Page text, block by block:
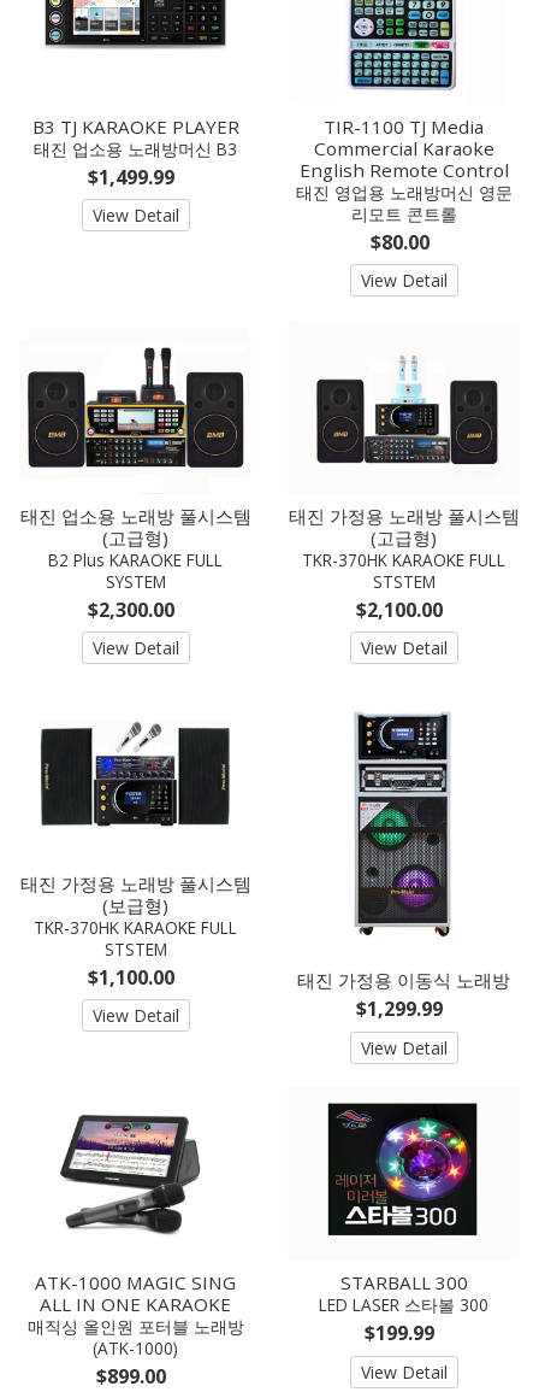
B3 TJ KARAOKE PLAYER
태진 업소용 노래방머신 B3
$1,499.99
View Detail
TIR-1100 TJ Media
Commercial Karaoke
English Remote Control
태진 영업용 노래방머신 영문
리모트 콘트롤
$80.00
View Detail
태진 업소용 노래방 풀시스템
(고급형)
B2 Plus KARAOKE FULL
SYSTEM
$2,300.00
View Detail
태진 가정용 노래방 풀시스템
(고급형)
TKR-370HK KARAOKE FULL
STSTEM
$2,100.00
View Detail
태진 가정용 노래방 풀시스템
(보급형)
TKR-370HK KARAOKE FULL
STSTEM
$1,100.00
View Detail
태진 가정용 이동식 노래방
$1,299.99
View Detail
ATK-1000 MAGIC SING
ALL IN ONE KARAOKE
매직싱 올인원 포터블 노래방
(ATK-1000)
$899.00
STARBALL 300
LED LASER 스타볼 300
$199.99
View Detail